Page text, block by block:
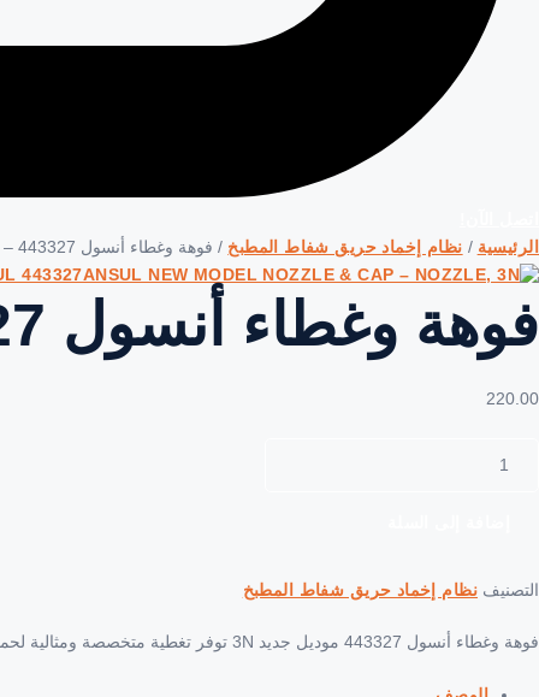
الرئيسية / نظام إخماد حريق شفاط المطبخ / فوهة وغطاء أنسول 443327 – موديل جديد – فوهة، 3N
فوهة وغطاء أنسول 443327 – موديل جديد – فوهة، 3N
220.00
فوهة
جديد
فوهة،
التصنيف نظام إخماد حريق شفاط المطبخ
فوهة وغطاء أنسول 443327 موديل جديد 3N توفر تغطية متخصصة ومثالية لحماية أجهزة الطهي المتنوعة، مما يعزز قدرة نظام أنسول على التعامل مع مختلف مخاطر الحرائق.